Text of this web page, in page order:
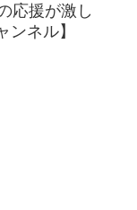
応援が激し
ンネル】